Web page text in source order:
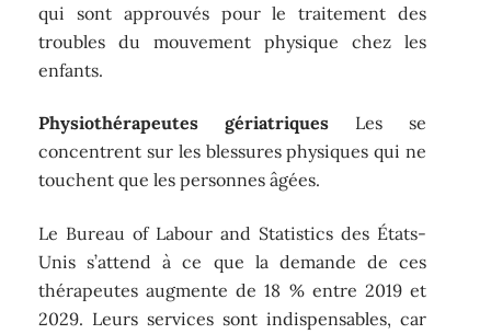
qui sont approuvés pour le traitement des
troubles du mouvement physique chez les
enfants.
Physiothérapeutes gériatriques Les se
concentrent sur les blessures physiques qui ne
touchent que les personnes âgées.
Le Bureau of Labour and Statistics des États-
Unis s’attend à ce que la demande de ces
thérapeutes augmente de 18 % entre 2019 et
2029. Leurs services sont indispensables, car